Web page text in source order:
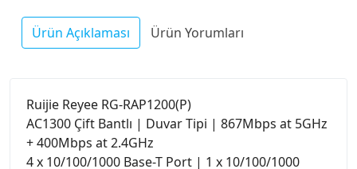
Ürün Açıklaması Ürün Yorumları
Ruijie Reyee RG-RAP1200(P)
AC1300 Çift Bantlı | Duvar Tipi | 867Mbps at 5GHz
+ 400Mbps at 2.4GHz
4 x 10/100/1000 Base-T Port | 1 x 10/100/1000